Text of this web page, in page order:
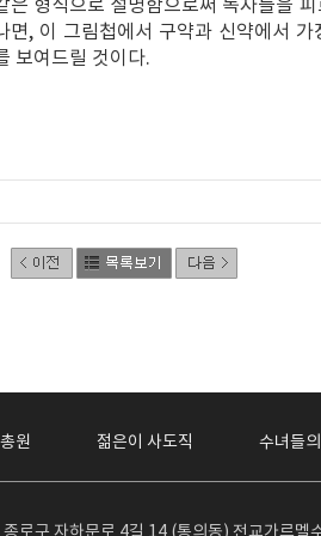
은 형식으로 설명함으로써 독자들을
면, 이 그림첩에서 구약과 신약에서
보여드릴 것이다.
원 젊은이 사도직 수녀들